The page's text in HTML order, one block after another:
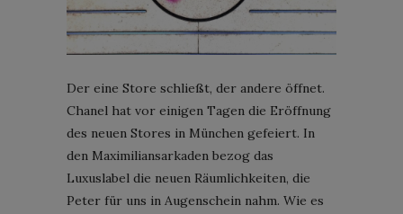
Der eine Store schließt, der andere öffnet.
Chanel hat vor einigen Tagen die Eröffnung
des neuen Stores in München gefeiert. In
den Maximiliansarkaden bezog das
Luxuslabel die neuen Räumlichkeiten, die
Peter für uns in Augenschein nahm. Wie es